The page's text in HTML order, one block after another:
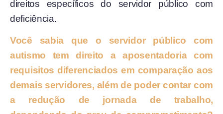
direitos específicos do servidor público com
deficiência.
Você sabia que o servidor público com
autismo tem direito a aposentadoria com
requisitos diferenciados em comparação aos
demais servidores, além de poder contar com
a redução de jornada de trabalho,